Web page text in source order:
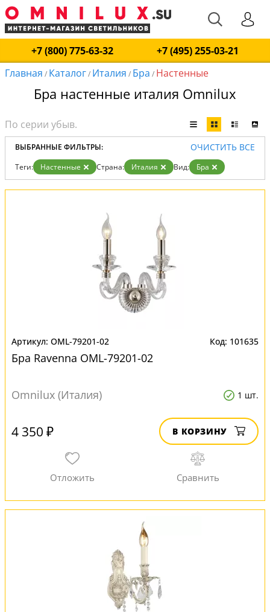
+7 (800) 775-63-32
+7 (495) 255-03-21
Главная / Каталог/ Италия / Бра / Настенные
Бра настенные италия Omnilux
ВЫБРАННЫЕ ФИЛЬТРЫ: ОЧИСТИТЬ ВСЕ
Теги: Настенные Страна: Италия Вид: Бра
OML-79201-02 101635
Бра Ravenna OML-79201-02
Omnilux (Италия) 1 шт.
4 350 ₽ В КОРЗИНУ